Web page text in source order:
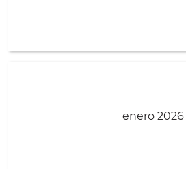
enero 2026